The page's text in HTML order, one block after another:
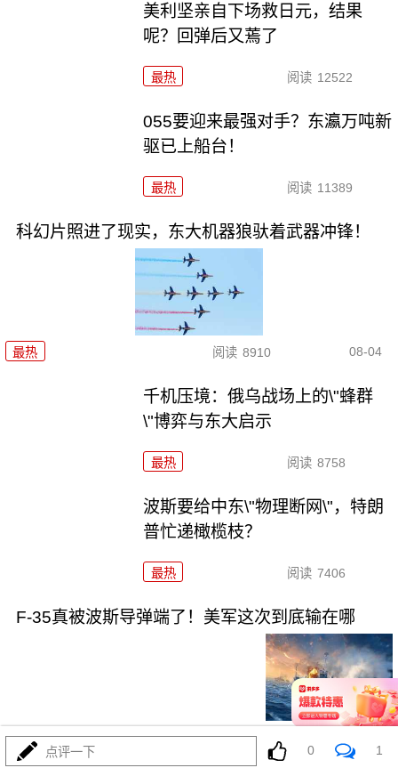
美利坚亲自下场救日元，结果
呢？回弹后又蔫了
最热 阅读 12522
055要迎来最强对手？东瀛万吨新
驱已上船台！
最热 阅读 11389
科幻片照进了现实，东大机器狼驮着武器冲锋！
最热 阅读 8910 08-04
千机压境：俄乌战场上的\"蜂群
\"博弈与东大启示
最热 阅读 8758
波斯要给中东\"物理断网\"，特朗
普忙递橄榄枝？
最热 阅读 7406
F-35真被波斯导弹端了！美军这次到底输在哪
最热 阅读 7181
点评一下 0 1